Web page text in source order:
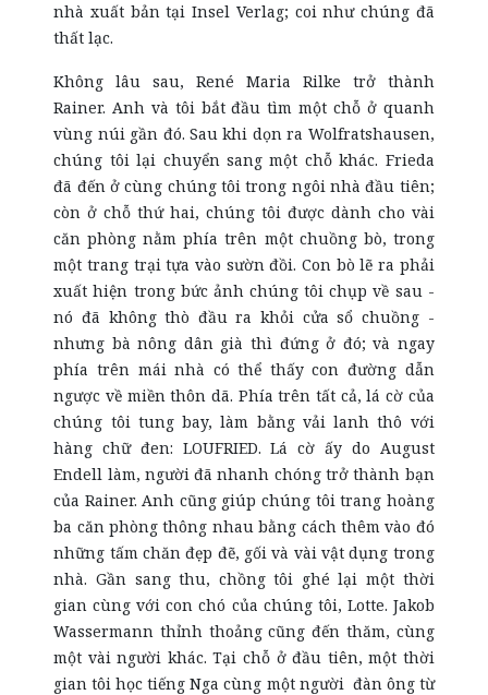
nhà xuất bản tại Insel Verlag; coi như chúng đã
thất lạc.
Không lâu sau, René Maria Rilke trở thành
Rainer. Anh và tôi bắt đầu tìm một chỗ ở quanh
vùng núi gần đó. Sau khi dọn ra Wolfratshausen,
chúng tôi lại chuyển sang một chỗ khác. Frieda
đã đến ở cùng chúng tôi trong ngôi nhà đầu tiên;
còn ở chỗ thứ hai, chúng tôi được dành cho vài
căn phòng nằm phía trên một chuồng bò, trong
một trang trại tựa vào sườn đồi. Con bò lẽ ra phải
xuất hiện trong bức ảnh chúng tôi chụp về sau -
nó đã không thò đầu ra khỏi cửa sổ chuồng -
nhưng bà nông dân già thì đứng ở đó; và ngay
phía trên mái nhà có thể thấy con đường dẫn
ngược về miền thôn dã. Phía trên tất cả, lá cờ của
chúng tôi tung bay, làm bằng vải lanh thô với
hàng chữ đen: LOUFRIED. Lá cờ ấy do August
Endell làm, người đã nhanh chóng trở thành bạn
của Rainer. Anh cũng giúp chúng tôi trang hoàng
ba căn phòng thông nhau bằng cách thêm vào đó
những tấm chăn đẹp đẽ, gối và vài vật dụng trong
nhà. Gần sang thu, chồng tôi ghé lại một thời
gian cùng với con chó của chúng tôi, Lotte. Jakob
Wassermann thỉnh thoảng cũng đến thăm, cùng
một vài người khác. Tại chỗ ở đầu tiên, một thời
gian tôi học tiếng Nga cùng một người đàn ông từ